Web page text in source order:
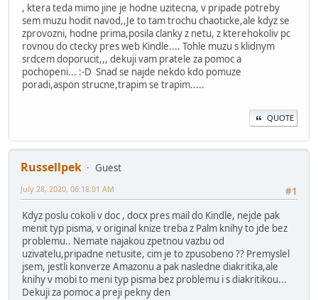
, ktera teda mimo jine je hodne uzitecna, v pripade potreby
sem muzu hodit navod,,Je to tam trochu chaoticke,ale kdyz se
zprovozni, hodne prima,posila clanky z netu, z kterehokoliv pc
rovnou do ctecky pres web Kindle.... Tohle muzu s klidnym
srdcem doporucit,,, dekuji vam pratele za pomoc a
pochopeni... :-D Snad se najde nekdo kdo pomuze
poradi,aspon strucne,trapim se trapim.....
QUOTE
Russellpek
Guest
#1
July 28, 2020, 06:18:01 AM
Kdyz poslu cokoli v doc , docx pres mail do Kindle, nejde pak
menit typ pisma, v original knize treba z Palm knihy to jde bez
problemu.. Nemate najakou zpetnou vazbu od
uzivatelu,pripadne netusite, cim je to zpusobeno ?? Premyslel
jsem, jestli konverze Amazonu a pak nasledne diakritika,ale
knihy v mobi to meni typ pisma bez problemu i s diakritikou...
Dekuji za pomoc a preji pekny den